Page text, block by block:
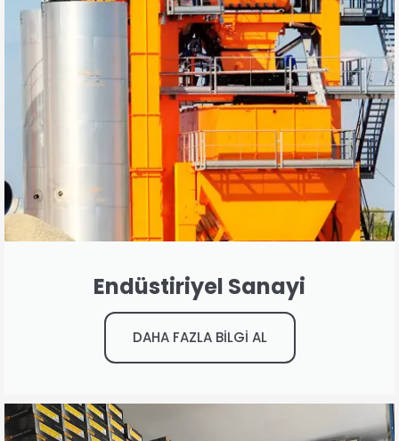
Endüstiriyel Sanayi
DAHA FAZLA BİLGİ AL